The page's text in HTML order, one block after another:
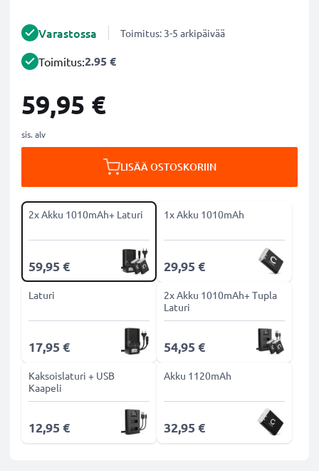
Varastossa Toimitus: 3-5 arkipäivää
Toimitus:2.95 €
59,95 €
sis. alv
LISÄÄ OSTOSKORIIN
2x Akku 1010mAh+ Laturi
59,95 €
1x Akku 1010mAh
29,95 €
Laturi
17,95 €
2x Akku 1010mAh+ Tupla
Laturi
54,95 €
Kaksoislaturi + USB
Kaapeli
12,95 €
Akku 1120mAh
32,95 €